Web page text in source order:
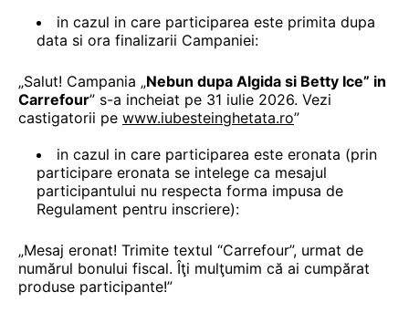
in cazul in care participarea este primita dupa
data si ora finalizarii Campaniei:
„Salut! Campania „Nebun dupa Algida si Betty Ice” in
Carrefour” s-a incheiat pe 31 iulie 2026. Vezi
castigatorii pe www.iubesteinghetata.ro”
in cazul in care participarea este eronata (prin
participare eronata se intelege ca mesajul
participantului nu respecta forma impusa de
Regulament pentru inscriere):
„Mesaj eronat! Trimite textul “Carrefour”, urmat de
numărul bonului fiscal. Îţi mulţumim că ai cumpărat
produse participante!”